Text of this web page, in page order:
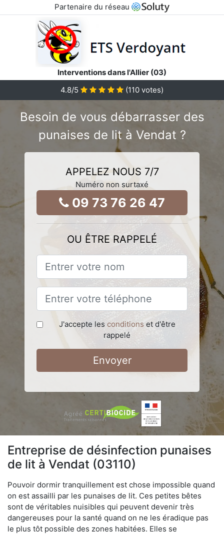
Partenaire du réseau
Interventions dans l'Allier (03)
4.8/5 (110 votes)
Besoin de vous débarrasser des
punaises de lit à Vendat ?
APPELEZ NOUS 7/7
Numéro non surtaxé
09 73 76 26 47
OU ÊTRE RAPPELÉ
J'accepte les conditions et d'être
rappelé
Envoyer
Entreprise de désinfection punaises
de lit à Vendat (03110)
Pouvoir dormir tranquillement est chose impossible quand
on est assailli par les punaises de lit. Ces petites bêtes
sont de véritables nuisibles qui peuvent devenir très
dangereuses pour la santé quand on ne les éradique pas
le plus tôt possible des zones habitées. Elles se